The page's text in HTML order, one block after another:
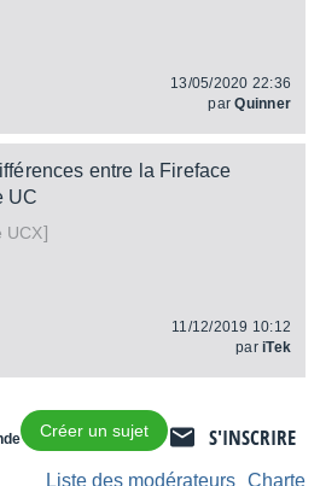
13/05/2020 22:36
parQuinner
entre la Fireface
UC
UCX]
11/12/2019 10:12
pariTek
S'INSCRIRE
Créer un sujet
Charte
Liste des modérateurs